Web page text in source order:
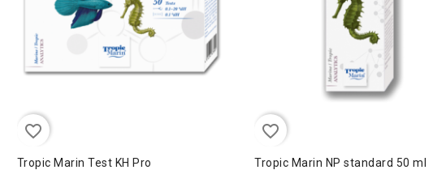
favorite_border
Tropic Marin Test KH Pro
favorite_border
Tropic Marin NP standard 50 ml